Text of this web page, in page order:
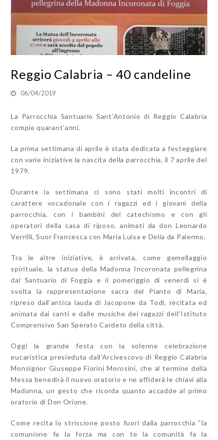
Reggio Calabria – 40 candeline
06/04/2019
La Parrocchia Santuario Sant’Antonio di Reggio Calabria
compie quarant’anni.
La prima settimana di aprile è stata dedicata a festeggiare
con varie iniziative la nascita della parrocchia, il 7 aprile del
1979.
Durante la settimana ci sono stati molti incontri di
carattere vocazionale con i ragazzi ed i giovani della
parrocchia, con i bambini del catechismo e con gli
operatori della casa di riposo, animati da don Leonardo
Verrilli, Suor Francesca con Maria Luisa e Delia da Palermo.
Tra le altre iniziative, è arrivata, come gemellaggio
spirituale, la statua della Madonna Incoronata pellegrina
dal Santuario di Foggia e il pomeriggio di venerdì si è
svolta la rappresentazione sacra del Pianto di Maria,
ripreso dall’antica lauda di Jacopone da Todi, recitata ed
animata dai canti e dalle musiche dei ragazzi dell’Istituto
Comprensivo San Sperato Cardeto della città.
Oggi la grande festa con la solenne celebrazione
eucaristica presieduta dall’Arcivescovo di Reggio Calabria
Monsignor Giuseppe Fiorini Morosini, che al termine della
Messa benedirà il nuovo oratorio e ne affiderà le chiavi alla
Madonna, un gesto che ricorda quanto accadde al primo
oratorio di Don Orione.
Come recita lo striscione posto fuori dalla parrocchia “la
comunione fa la forza ma con te la comunità fa la